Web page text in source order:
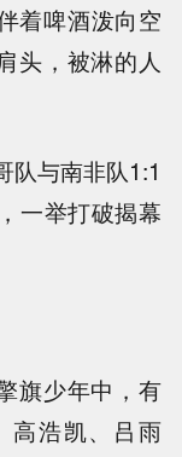
着啤酒泼向空
头，被淋的人
队与南非队1:1
一举打破揭幕
旗少年中，有
高浩凯、吕雨